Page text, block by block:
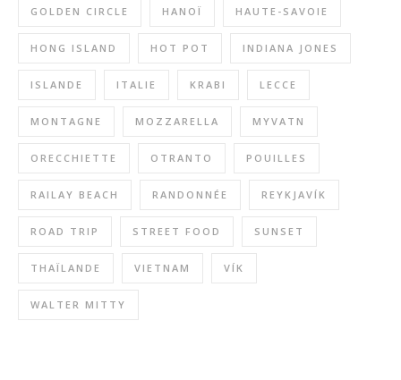
GOLDEN CIRCLE HANOÏ HAUTE-SAVOIE
HONG ISLAND HOT POT INDIANA JONES
ISLANDE ITALIE KRABI LECCE
MONTAGNE MOZZARELLA MYVATN
ORECCHIETTE OTRANTO POUILLES
RAILAY BEACH RANDONNÉE REYKJAVÍK
ROAD TRIP STREET FOOD SUNSET
THAÏLANDE VIETNAM VÍK
WALTER MITTY